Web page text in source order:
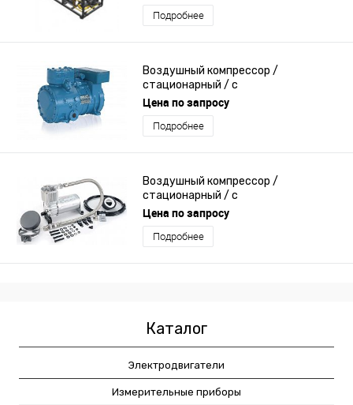
Подробнее
Воздушный компрессор /
стационарный / с
электродвигателем / поршневый
Цена по запросу
Подробнее
Воздушный компрессор /
стационарный / с
электродвигателем / поршневый
Цена по запросу
Подробнее
Каталог
Электродвигатели
Измерительные приборы